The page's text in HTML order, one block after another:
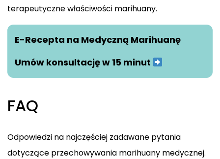
terapeutyczne właściwości marihuany.
E-Recepta na Medyczną Marihuanę
Umów konsultację w 15 minut
FAQ
Odpowiedzi na najczęściej zadawane pytania
dotyczące przechowywania marihuany medycznej.